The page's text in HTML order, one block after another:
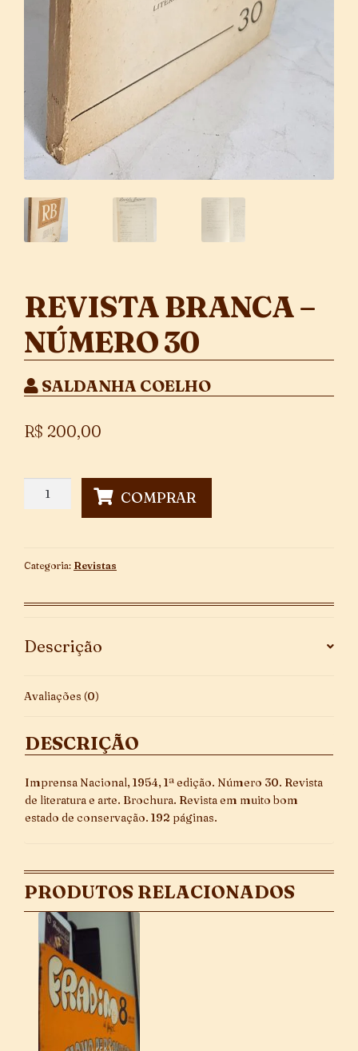
REVISTA BRANCA –
NÚMERO 30
SALDANHA COELHO
R$ 200,00
quantidade
COMPRAR
Categoria: Revistas
Descrição
Avaliações (0)
DESCRIÇÃO
Imprensa Nacional, 1954, 1ª edição. Número 30. Revista
de literatura e arte. Brochura. Revista em muito bom
estado de conservação. 192 páginas.
PRODUTOS RELACIONADOS